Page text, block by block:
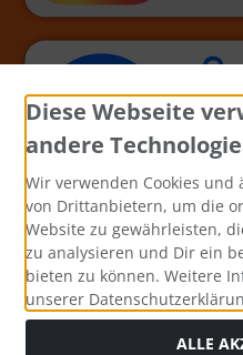
Diese Webseite
andere
Wir verwenden Cookies
von Drittanbietern, um die
Website zu gewährleisten,
zu analysieren und Dir ein
bieten zu können. Weitere
unserer
ALLE